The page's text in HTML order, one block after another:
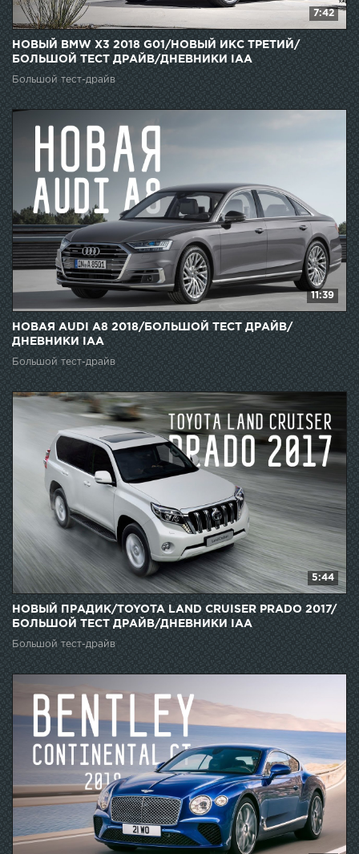
7:42
НОВЫЙ BMW X3 2018 G01/НОВЫЙ ИКС ТРЕТИЙ/
БОЛЬШОЙ ТЕСТ ДРАЙВ/ДНЕВНИКИ IAA
Большой тест-драйв
11:39
НОВАЯ AUDI A8 2018/БОЛЬШОЙ ТЕСТ ДРАЙВ/
ДНЕВНИКИ IAA
Большой тест-драйв
5:44
НОВЫЙ ПРАДИК/TOYOTA LAND CRUISER PRADO 2017/
БОЛЬШОЙ ТЕСТ ДРАЙВ/ДНЕВНИКИ IAA
Большой тест-драйв